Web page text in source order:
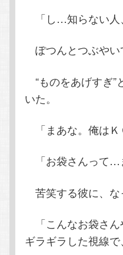
ン
ツ
ツ
へ
「し…知らない人
ぽつんとつぶや
“ものをあげすぎ”
いた。
「まあな。俺はＫ
「お袋さんって…
苦笑する彼に、な
「こんなお袋さん
ギラギラした視線